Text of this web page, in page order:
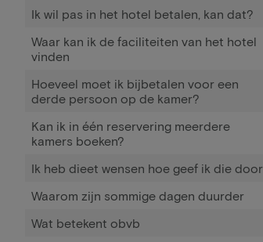
Ik wil pas in het hotel betalen, kan dat?
Waar kan ik de faciliteiten van het hotel
vinden
Hoeveel moet ik bijbetalen voor een
derde persoon op de kamer?
Kan ik in één reservering meerdere
kamers boeken?
Ik heb dieet wensen hoe geef ik die door
Waarom zijn sommige dagen duurder
Wat betekent obvb